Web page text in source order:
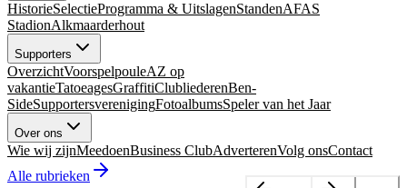
HistorieSelectieProgramma & UitslagenStandenAFAS
StadionAlkmaarderhout
Supporters
OverzichtVoorspelpouleAZ op
vakantieTatoeagesGraffitiClubliederenBen-
SideSupportersverenigingFotoalbumsSpeler van het Jaar
Over ons
Wie wij zijnMeedoenBusiness ClubAdverterenVolg onsContact
Alle rubrieken